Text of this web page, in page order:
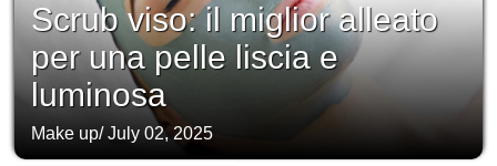
Scrub viso: il miglior alleato
per una pelle liscia e
luminosa
Make up/July 02, 2025